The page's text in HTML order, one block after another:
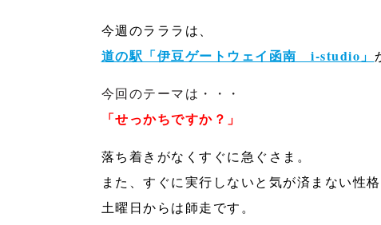
今週のラララは、
道の駅「伊豆ゲートウェイ函南 i-studio」
今回のテーマは・・・
「せっかちですか？」
落ち着きがなくすぐに急ぐさま。
また、すぐに実行しないと気が済まない性
土曜日からは師走です。